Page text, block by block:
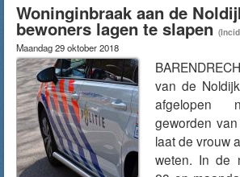
Woninginbraak aan de
bewoners lagen te slapen
Maandag 29 oktober 2018
van de
afgelopen
geworden
laat de vrouw
weten. In de